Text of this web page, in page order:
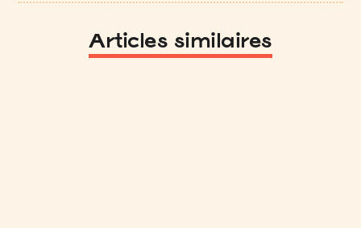
Articles similaires